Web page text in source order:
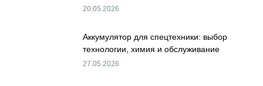
20.05.2026
Аккумулятор для спецтехники: выбор
технологии, химия и обслуживание
27.05.2026